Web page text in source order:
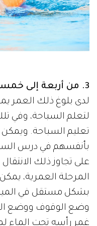
3. من أربعة إلى خمسة أعوام:
لدى بلوغ ذلك العمر
لتعلم السباحة، وفي
تعليم السباحة. ويمكن
بأنفسهم في درس
على تجاوز ذلك
المرحلة العمرية،
بشكل مستقل في المياه
وضع الوقوف ووضع